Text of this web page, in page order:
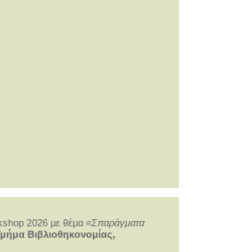
2026 με θέμα «Σπαράγματα
Βιβλιοθηκονομίας,